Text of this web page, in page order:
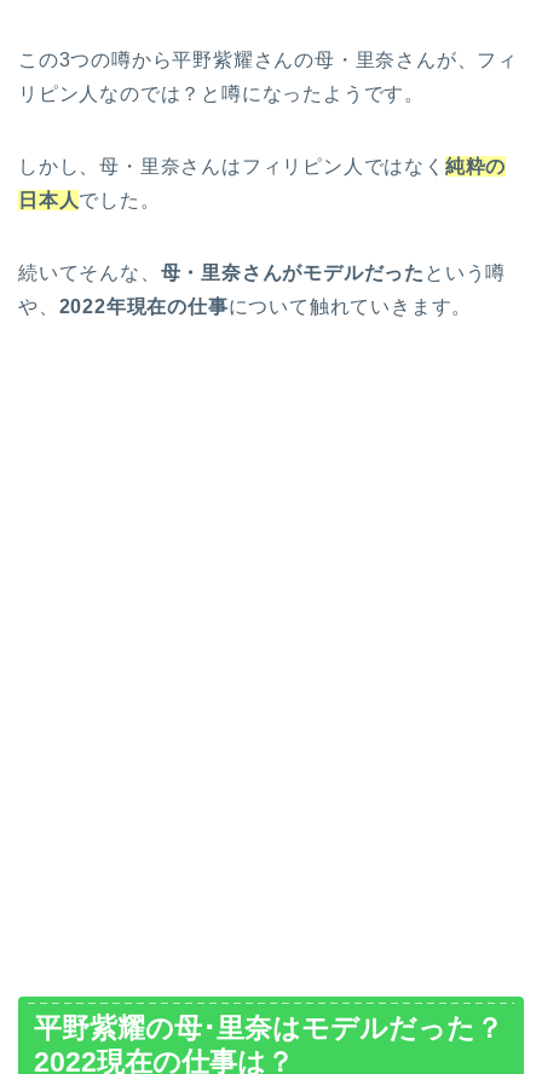
この3つの噂から平野紫耀さんの母・里奈さんが、フィ
リピン人なのでは？と噂になったようです。
しかし、母・里奈さんはフィリピン人ではなく 純粋の
日本人でした。
続いてそんな、 母・里奈さんがモデルだった という噂
や、 2022年現在の仕事について触れていきます。
平野紫耀の母･里奈はモデルだった？
2022現在の仕事は？